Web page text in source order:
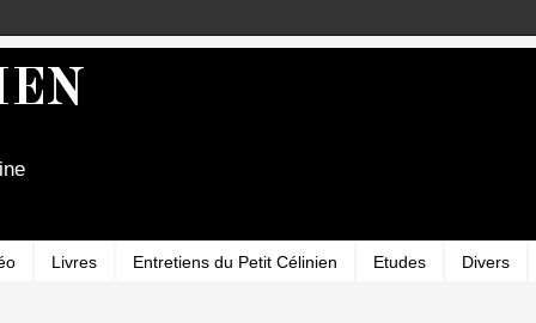
Livres Entretiens du Petit Célinien Etudes Divers